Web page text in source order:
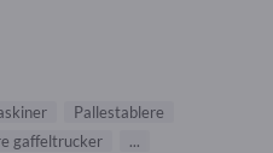
Pallestablere
gaffeltrucker ...